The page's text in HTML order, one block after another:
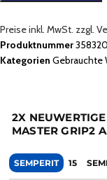
Preise inkl. MwSt. zzgl.
Produktnummer
Kategorien Gebrauchte
2X
MASTER GRIP2
SEMPERIT 15